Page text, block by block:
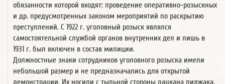
обязанности которой входят: проведение оперативно-розыскных
и др. предусмотренных законом мероприятий по раскрытию
преступлений. С 1922 г. уголовный розыск являлся
самостоятельной службой органов внутренних дел и лишь в
1931 г. был включен в состав милиции.
Должностные знаки сотрудников уголовного розыска имели
небольшой размер и не предназначались для открытой
демонстрации. Их носили с тыльной стороны лацкана пиджака,